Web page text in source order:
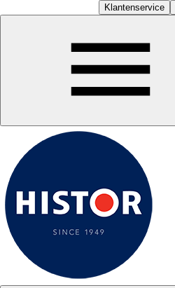
Klantenservice